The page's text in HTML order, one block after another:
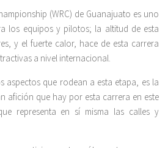
(WRC) de Guanajuato es uno
los equipos y pilotos; la altitud de esta
y el fuerte calor, hace de esta carrera
a nivel internacional.
aspectos que rodean a esta etapa, es la
afición que hay por esta carrera en este
representa en sí misma las calles y